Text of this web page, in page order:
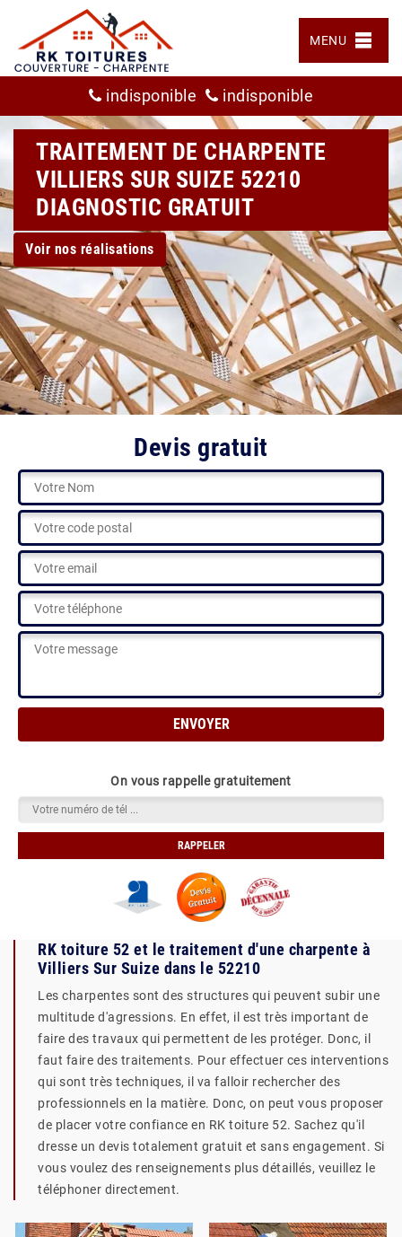
MENU
indisponible indisponible
TRAITEMENT DE CHARPENTE
VILLIERS SUR SUIZE 52210
DIAGNOSTIC GRATUIT
Voir nos réalisations
Devis gratuit
On vous rappelle gratuitement
RK toiture 52 et le traitement d'une charpente à
Villiers Sur Suize dans le 52210
Les charpentes sont des structures qui peuvent subir une
multitude d'agressions. En effet, il est très important de
faire des travaux qui permettent de les protéger. Donc, il
faut faire des traitements. Pour effectuer ces interventions
qui sont très techniques, il va falloir rechercher des
professionnels en la matière. Donc, on peut vous proposer
de placer votre confiance en RK toiture 52. Sachez qu'il
dresse un devis totalement gratuit et sans engagement. Si
vous voulez des renseignements plus détaillés, veuillez le
téléphoner directement.